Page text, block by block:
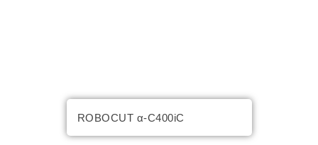
ROBOCUT α-C400iC